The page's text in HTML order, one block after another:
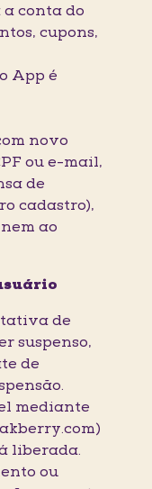
conta do
cupons,
App é
novo
ou e-mail,
de
cadastro),
ao
de
suspenso,
de
mediante
liberada.
ou